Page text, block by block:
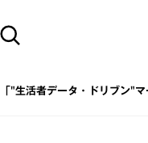
「"生活者データ・ドリブン"